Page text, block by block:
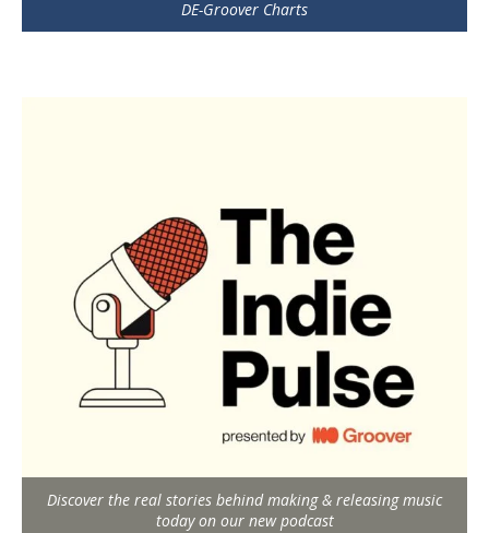
DE-Groover Charts
Discover the real stories behind making & releasing music
today on our new podcast